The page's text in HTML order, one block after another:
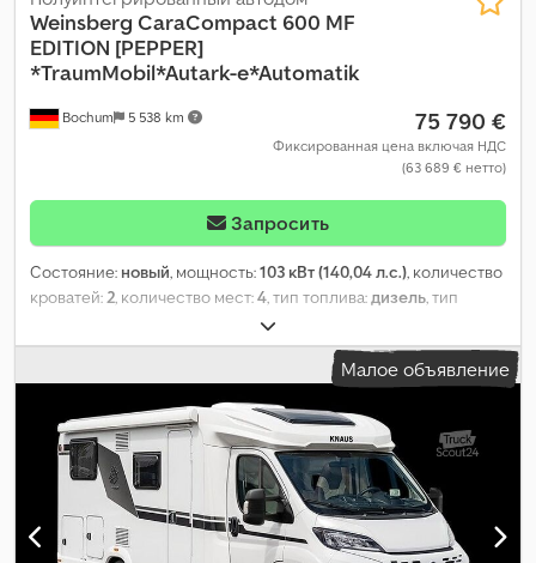
Bochum 5 538 km
Weinsberg CaraCompact 600 MF
EDITION [PEPPER]
*TraumMobil*Autark-e*Automatik
75 790 €
Фиксированная цена включая НДС
(63 689 € нетто)
Запросить
Состояние: новый, мощность:103 кВт (140,04 л.с.), количество
кроватей:2, количество мест:4, тип топлива:дизель, тип
, цвет:
мм, общая ширина:2 200 мм, общая высота:2 800 мм,
, класс выбросов:Евро 6, общий
, собственный вес:
масса:2 951 кг, максимальная грузоподъёмность:
выпуска:2026, колесная база:380 мм, Оборудование:
бортовая кухня,
Малое объявление